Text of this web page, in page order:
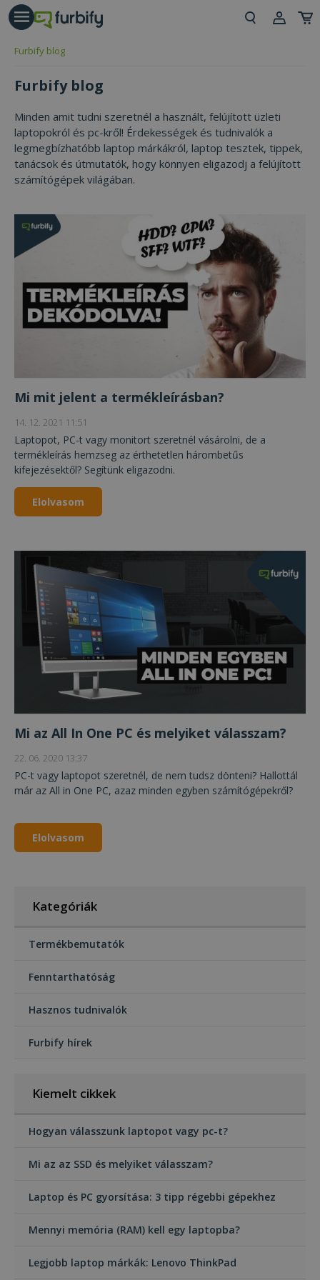
Furbify blog
Furbify blog
Minden amit tudni szeretnél a használt, felújított üzleti
laptopokról és pc-kről! Érdekességek és tudnivalók a
legmegbízhatóbb laptop márkákról, laptop tesztek, tippek,
tanácsok és útmutatók, hogy könnyen eligazodj a felújított
számítógépek világában.
Mi mit jelent a termékleírásban?
14. 12. 2021 11:51
Laptopot, PC-t vagy monitort szeretnél vásárolni, de a
termékleírás hemzseg az érthetetlen hárombetűs
kifejezésektől? Segítünk eligazodni.
Elolvasom
Mi az All In One PC és melyiket válasszam?
22. 06. 2020 13:37
PC-t vagy laptopot szeretnél, de nem tudsz dönteni? Hallottál
már az All in One PC, azaz minden egyben számítógépekről?
Elolvasom
Kategóriák
Termékbemutatók
Fenntarthatóság
Hasznos tudnivalók
Furbify hírek
Kiemelt cikkek
Hogyan válasszunk laptopot vagy pc-t?
Mi az az SSD és melyiket válasszam?
Laptop és PC gyorsítása: 3 tipp régebbi gépekhez
Mennyi memória (RAM) kell egy laptopba?
Legjobb laptop márkák: Lenovo ThinkPad
gomb